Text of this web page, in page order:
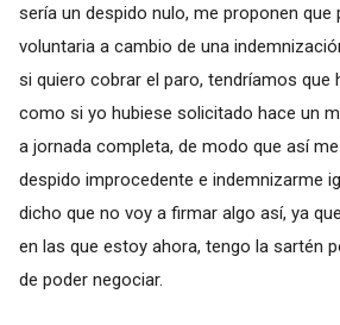
sería un despido nulo, me proponen que
voluntaria a cambio de una
si quiero cobrar el paro, tendríamos que
como si yo hubiese solicitado hace un
a jornada completa, de modo que así
despido improcedente e indemnizarme
dicho que no voy a firmar algo así, ya
en las que estoy ahora, tengo la sartén
de poder negociar.